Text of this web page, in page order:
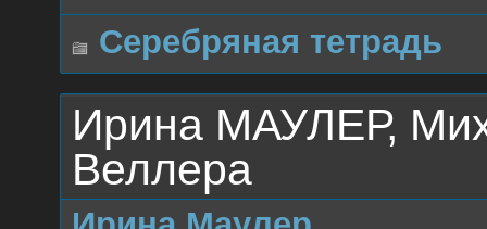
Серебряная тетрадь
Ирина МАУЛЕР,
Веллера